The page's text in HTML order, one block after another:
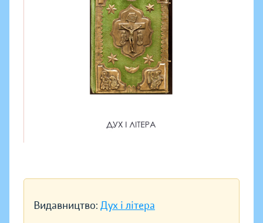
Видавництво: Дух і літера